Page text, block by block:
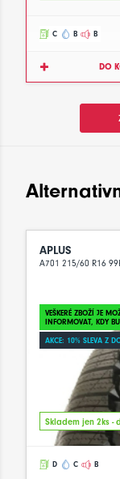
C B B
DO
APLUS
A701 215/60 R16
VEŠKERÉ ZBOŽÍ JE
INFORMOVAT, KDY
AKCE: 10% SLEVA Z
Skladem jen 2ks -
D C B